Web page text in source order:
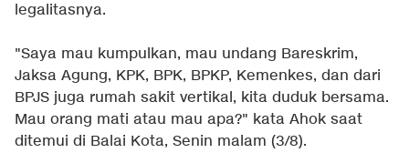
legalitasnya.
"Saya mau kumpulkan, mau undang Bareskrim,
Jaksa Agung, KPK, BPK, BPKP, Kemenkes, dan dari
BPJS juga rumah sakit vertikal, kita duduk bersama.
Mau orang mati atau mau apa?" kata Ahok saat
ditemui di Balai Kota, Senin malam (3/8).